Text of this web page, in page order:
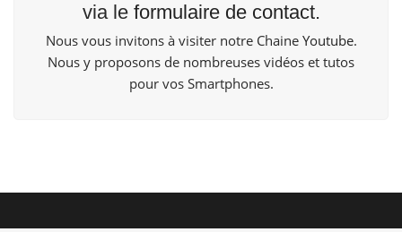
via le formulaire de contact.
Nous vous invitons à visiter notre Chaine Youtube.
Nous y proposons de nombreuses vidéos et tutos
pour vos Smartphones.